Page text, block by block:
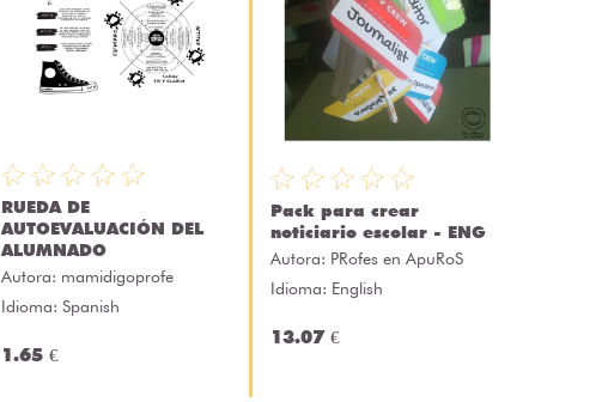
RUEDA DE
AUTOEVALUACIÓN DEL
ALUMNADO
Autora: mamidigoprofe
Idioma: Spanish
1.65 €
Pack para crear
noticiario escolar - ENG
Autora: PRofes en ApuRoS
Idioma: English
13.07 €